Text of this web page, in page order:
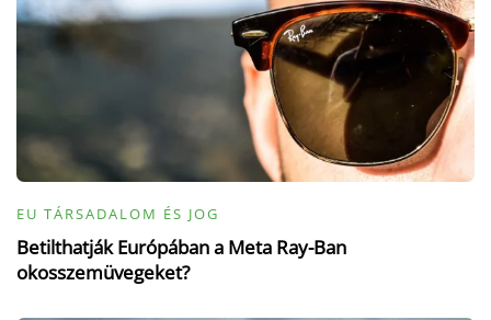
EU TÁRSADALOM ÉS JOG
Betilthatják Európában a Meta Ray-Ban
okosszemüvegeket?